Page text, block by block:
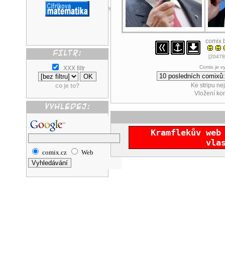
XXX filtr
co je to?
comix.cz Web
comix
Comix je
Ke stripu
Vložení
Kramflekův